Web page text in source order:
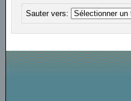
Sauter vers: